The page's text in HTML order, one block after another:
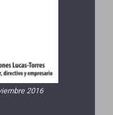
2016